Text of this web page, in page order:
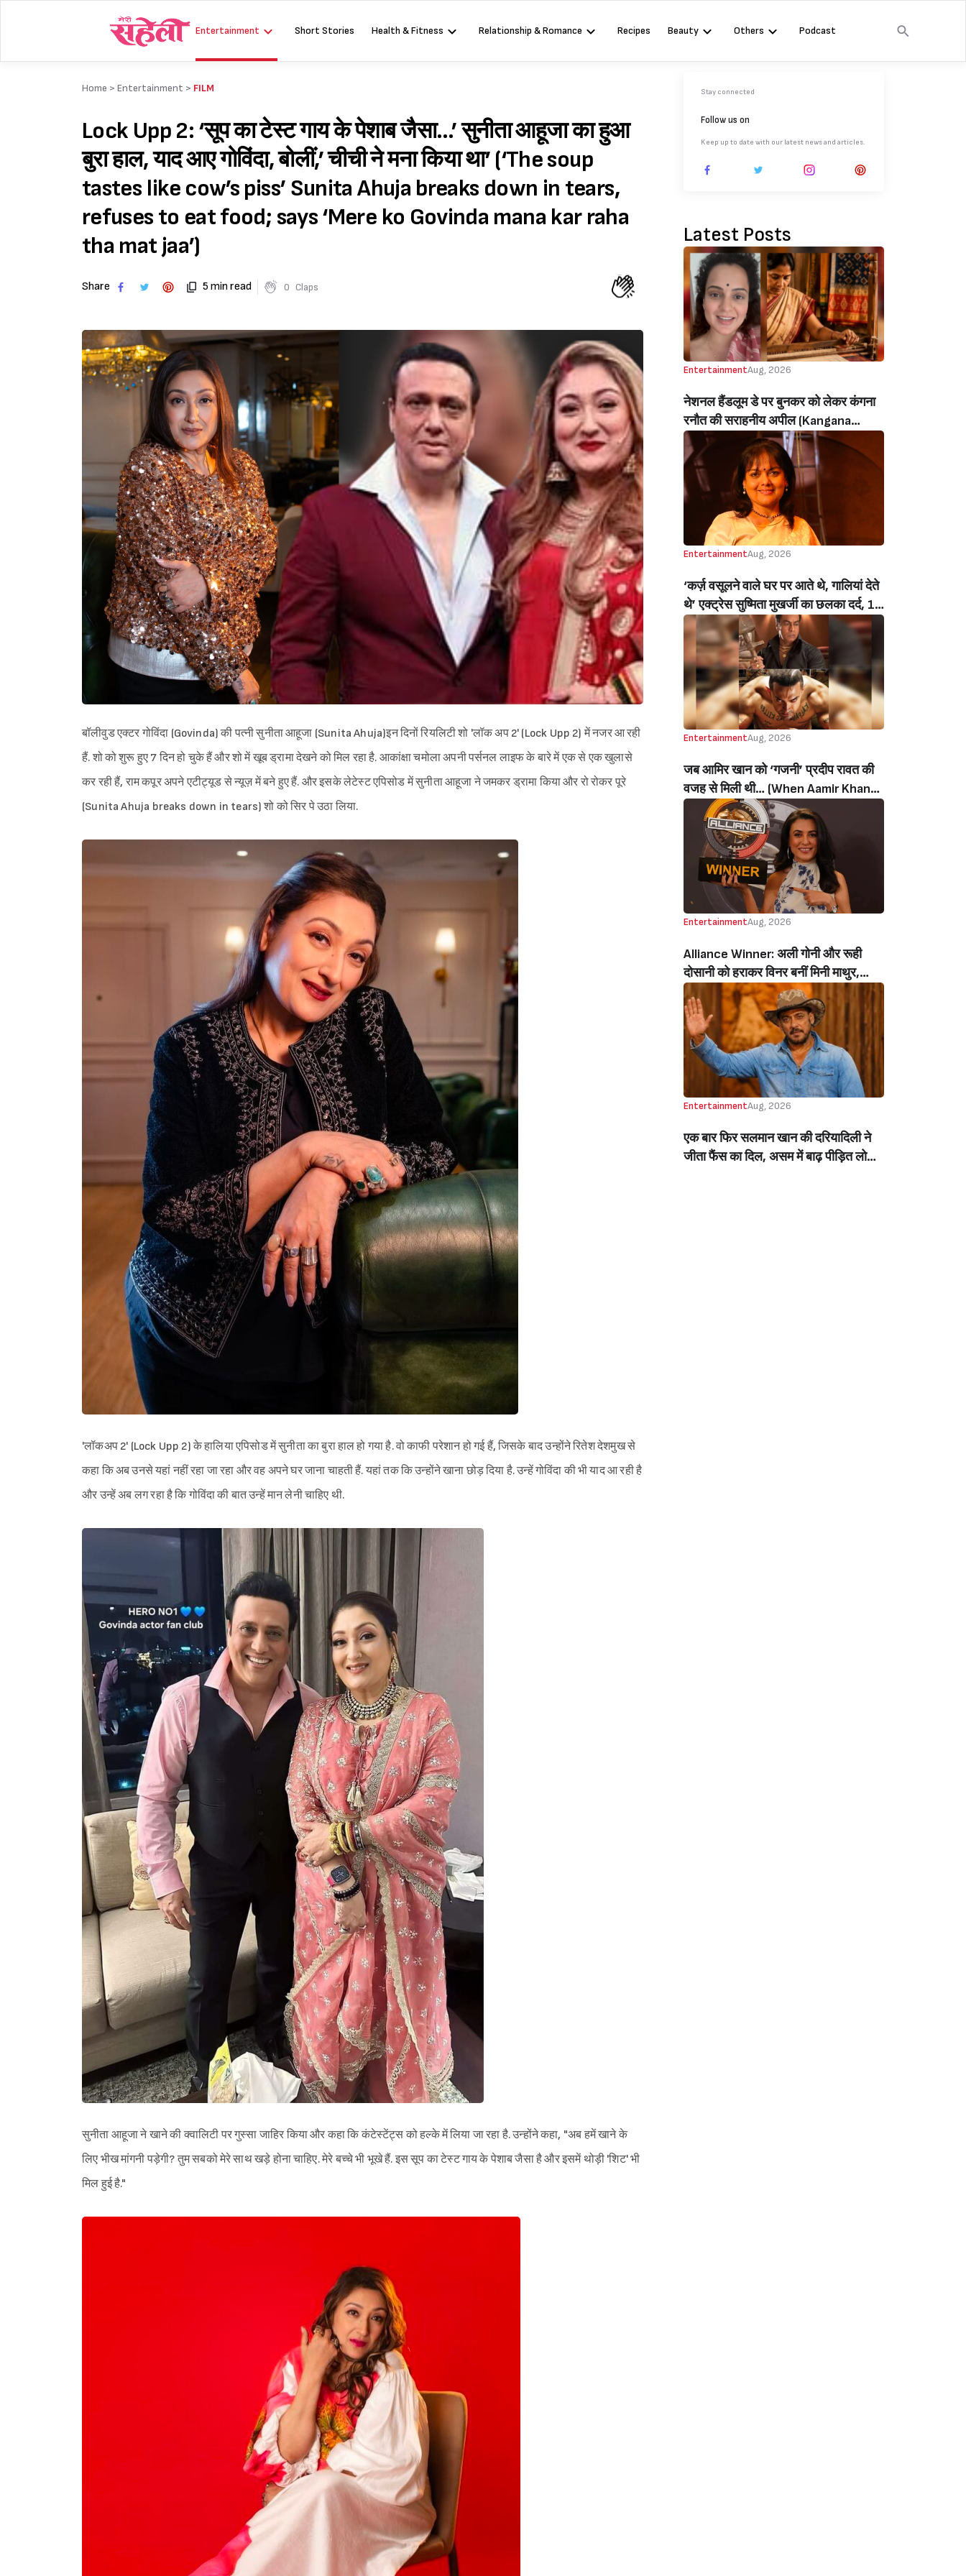
Entertainment Short Stories Health & Fitness Relationship & Romance Recipes Beauty Others Podcast
Home > Entertainment > FILM
Lock Upp 2: ‘सूप का टेस्ट गाय के पेशाब जैसा…’ सुनीता आहूजा का हुआ
बुरा हाल, याद आए गोविंदा, बोलीं,’ चीची ने मना किया था’ (‘The soup
tastes like cow’s piss’ Sunita Ahuja breaks down in tears,
refuses to eat food; says ‘Mere ko Govinda mana kar raha
tha mat jaa’)
Share 5 min read 0 Claps
बॉलीवुड एक्टर गोविंदा (Govinda) की पत्नी सुनीता आहूजा (Sunita Ahuja)इन दिनों रियलिटी शो 'लॉक अप 2' (Lock Upp 2) में नजर आ रही
हैं. शो को शुरू हुए 7 दिन हो चुके हैं और शो में खूब ड्रामा देखने को मिल रहा है. आकांक्षा चमोला अपनी पर्सनल लाइफ के बारे में एक से एक खुलासे
कर रही हैं, राम कपूर अपने एटीट्यूड से न्यूज़ में बने हुए हैं. और इसके लेटेस्ट एपिसोड में सुनीता आहूजा ने जमकर ड्रामा किया और रो रोकर पूरे
(Sunita Ahuja breaks down in tears) शो को सिर पे उठा लिया.
'लॉकअप 2' (Lock Upp 2) के हालिया एपिसोड में सुनीता का बुरा हाल हो गया है. वो काफी परेशान हो गई हैं, जिसके बाद उन्होंने रितेश देशमुख से
कहा कि अब उनसे यहां नहीं रहा जा रहा और वह अपने घर जाना चाहती हैं. यहां तक कि उन्होंने खाना छोड़ दिया है. उन्हें गोविंदा की भी याद आ रही है
और उन्हें अब लग रहा है कि गोविंदा की बात उन्हें मान लेनी चाहिए थी.
सुनीता आहूजा ने खाने की क्वालिटी पर गुस्सा जाहिर किया और कहा कि कंटेस्टेंट्स को हल्के में लिया जा रहा है. उन्होंने कहा, "अब हमें खाने के
लिए भीख मांगनी पड़ेगी? तुम सबको मेरे साथ खड़े होना चाहिए. मेरे बच्चे भी भूखे हैं. इस सूप का टेस्ट गाय के पेशाब जैसा है और इसमें थोड़ी 'शिट' भी
मिल हुई है."
Stay connected
Follow us on
Keep up to date with our latest news and articles.
Latest Posts
EntertainmentAug, 2026
नेशनल हैंडलूम डे पर बुनकर को लेकर कंगना
रनौत की सराहनीय अपील (Kangana
Ranaut’s Commendable Appeal
Regarding Weavers On National
Handloom Day)
EntertainmentAug, 2026
‘कर्ज़ वसूलने वाले घर पर आते थे, गालियां देते
थे’ एक्ट्रेस सुष्मिता मुखर्जी का छलका दर्द, 1
करोड़ का कर्ज उतारने के लिए करनी पड़ी थी
C ग्रेड फिल्में, बोलीं- ‘मैंने अपनी आत्मा बेच दी
थी’ (‘I Sold My Soul’ Actress
Sushmita Mukherjee Recalls Doing
C-Grade Films To Pay Loan)
EntertainmentAug, 2026
जब आमिर खान को ‘गजनी’ प्रदीप रावत की
वजह से मिली थी… (When Aamir Khan
Got ‘Ghajini’ Because Of Pradeep
Rawat)
EntertainmentAug, 2026
Alliance Winner: अली गोनी और रूही
दोसानी को हराकर विनर बनीं मिनी माथुर,
इनाम में मिले 50 लाख रुपये और चमचमाती ही
ट्रॉफी (Mini Mathur Lifts Trophy
Beats Aly Goni And Ruhee Dosani)
EntertainmentAug, 2026
एक बार फिर सलमान खान की दरियादिली ने
जीता फैंस का दिल, असम में बाढ़ पीड़ित लोगों